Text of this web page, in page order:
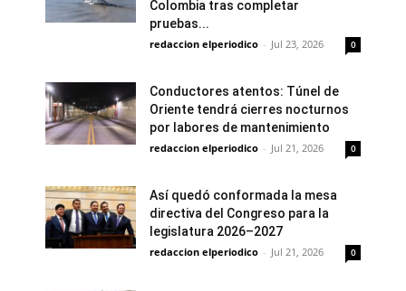
Colombia tras completar
pruebas...
redaccion elperiodico - Jul 23, 2026 0
Conductores atentos: Túnel de
Oriente tendrá cierres nocturnos
por labores de mantenimiento
redaccion elperiodico - Jul 21, 2026 0
Así quedó conformada la mesa
directiva del Congreso para la
legislatura 2026–2027
redaccion elperiodico - Jul 21, 2026 0